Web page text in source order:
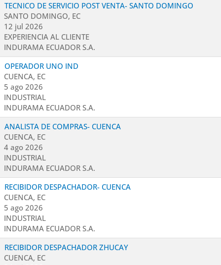
TECNICO DE SERVICIO POST VENTA- SANTO DOMINGO
SANTO DOMINGO, EC
12 jul 2026
EXPERIENCIA AL CLIENTE
INDURAMA ECUADOR S.A.
OPERADOR UNO IND
CUENCA, EC
5 ago 2026
INDUSTRIAL
INDURAMA ECUADOR S.A.
ANALISTA DE COMPRAS- CUENCA
CUENCA, EC
4 ago 2026
INDUSTRIAL
INDURAMA ECUADOR S.A.
RECIBIDOR DESPACHADOR- CUENCA
CUENCA, EC
5 ago 2026
INDUSTRIAL
INDURAMA ECUADOR S.A.
RECIBIDOR DESPACHADOR ZHUCAY
CUENCA, EC